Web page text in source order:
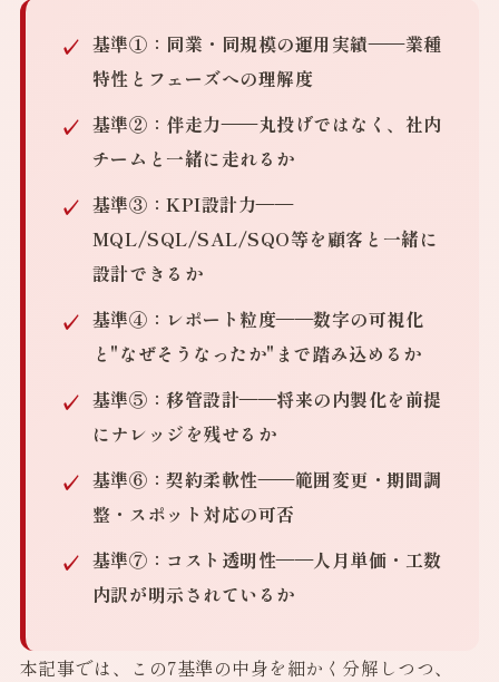
基準①：同業・同規模の運用実績——業種
特性とフェーズへの理解度
基準②：伴走力——丸投げではなく、社内
チームと一緒に走れるか
基準③：KPI設計力——
MQL/SQL/SAL/SQO等を顧客と一緒に
設計できるか
基準④：レポート粒度——数字の可視化
と"なぜそうなったか"まで踏み込めるか
基準⑤：移管設計——将来の内製化を前提
にナレッジを残せるか
基準⑥：契約柔軟性——範囲変更・期間調
整・スポット対応の可否
基準⑦：コスト透明性——人月単価・工数
内訳が明示されているか
本記事では、この7基準の中身を細かく分解しつつ、